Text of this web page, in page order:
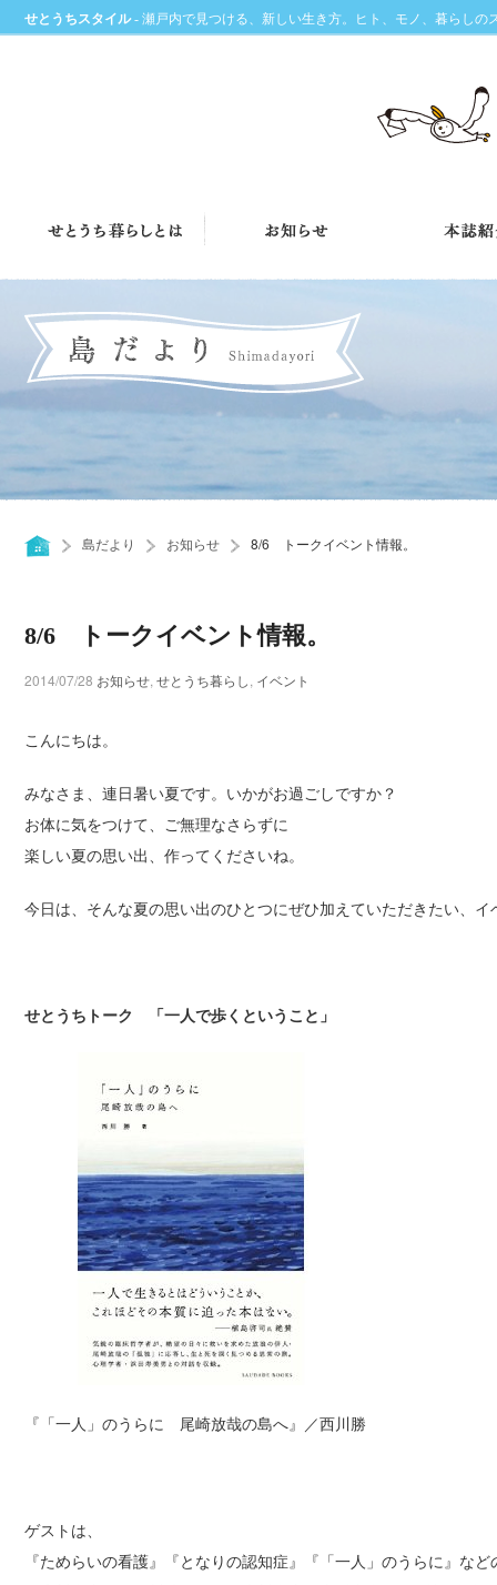
せとうちスタイル - 瀬戸内で見つける、新しい生き方。ヒト、モノ、暮らしの
島だより お知らせ 8/6 トークイベント情報。
8/6 トークイベント情報。
2014/07/28 お知らせ せとうち暮らし イベント
こんにちは。
みなさま、連日暑い夏です。いかがお過ごしですか？
お体に気をつけて、ご無理なさらずに
楽しい夏の思い出、作ってくださいね。
今日は、そんな夏の思い出のひとつにぜひ加えていただきたい、
せとうちトーク 「一人で歩くということ」
『「一人」のうらに 尾崎放哉の島へ』／西川勝
ゲストは、
『ためらいの看護』『となりの認知症』『「一人」のうらに』な